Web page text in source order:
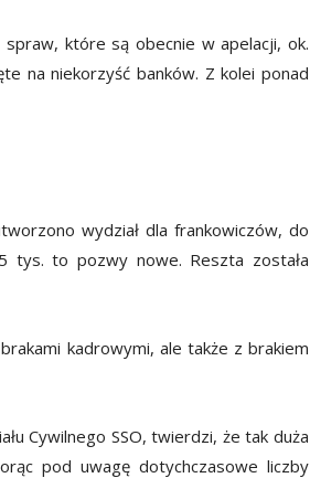
które są obecnie w apelacji, ok.
na niekorzyść banków. Z kolei ponad
wydział dla frankowiczów, do
tys. to pozwy nowe. Reszta została
kadrowymi, ale także z brakiem
Cywilnego SSO, twierdzi, że tak duża
pod uwagę dotychczasowe liczby